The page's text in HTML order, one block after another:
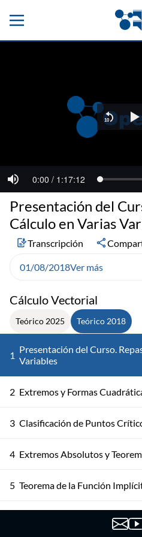
Cálculo Vectorial
Teórico 2025 Teórico 2018
1 Presentación del Curso.
Variables
2 Extremos y Formas
3 Clasificación de Puntos
4 Extremos Absolutos y
5 Teorema de la Función
Teorema de la Función
Presentación del
Cálculo en Varias
Transcripción
01/08/2018Ver más